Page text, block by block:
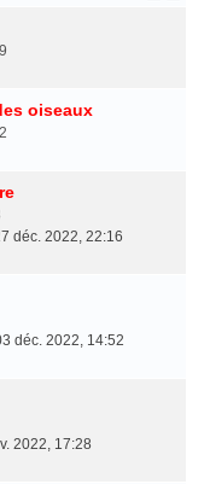
oiseaux
déc. 2022, 22:16
déc. 2022, 14:52
2022, 17:28